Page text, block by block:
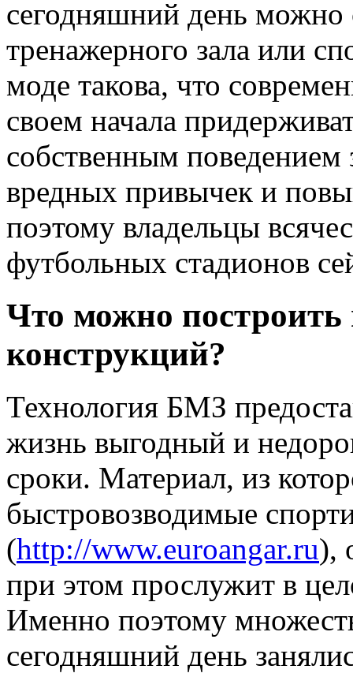
сегодняшний день можно
тренажерного зала или
моде такова, что
своем начала
собственным поведением
вредных привычек и
поэтому владельцы
футбольных стадионов
Что можно
конструкций?
Технология БМЗ
жизнь выгодный и
сроки. Материал, из
быстровозводимые
(http://www.euroangar.ru),
при этом прослужит в
Именно поэтому
сегодняшний день